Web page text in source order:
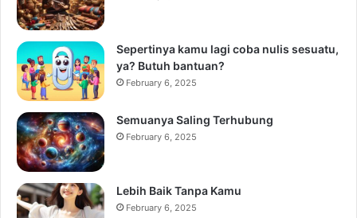
Sepertinya kamu lagi coba nulis sesuatu,
ya? Butuh bantuan?
February 6, 2025
Semuanya Saling Terhubung
February 6, 2025
Lebih Baik Tanpa Kamu
February 6, 2025